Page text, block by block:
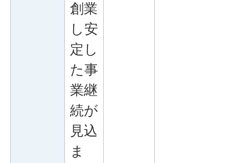
創業
し安
定し
た事
業継
続が
見込
ま